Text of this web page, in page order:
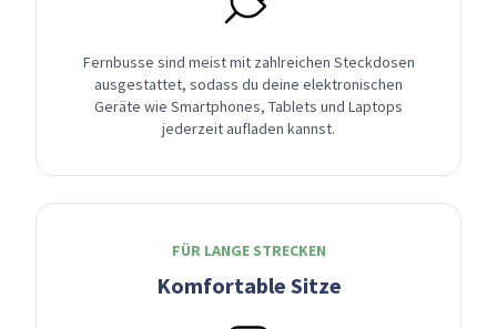
Fernbusse sind meist mit zahlreichen Steckdosen
ausgestattet, sodass du deine elektronischen
Geräte wie Smartphones, Tablets und Laptops
jederzeit aufladen kannst.
FÜR LANGE STRECKEN
Komfortable Sitze